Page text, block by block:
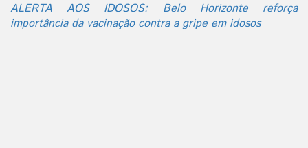
ALERTA AOS IDOSOS: Belo Horizonte reforça
importância da vacinação contra a gripe em idosos